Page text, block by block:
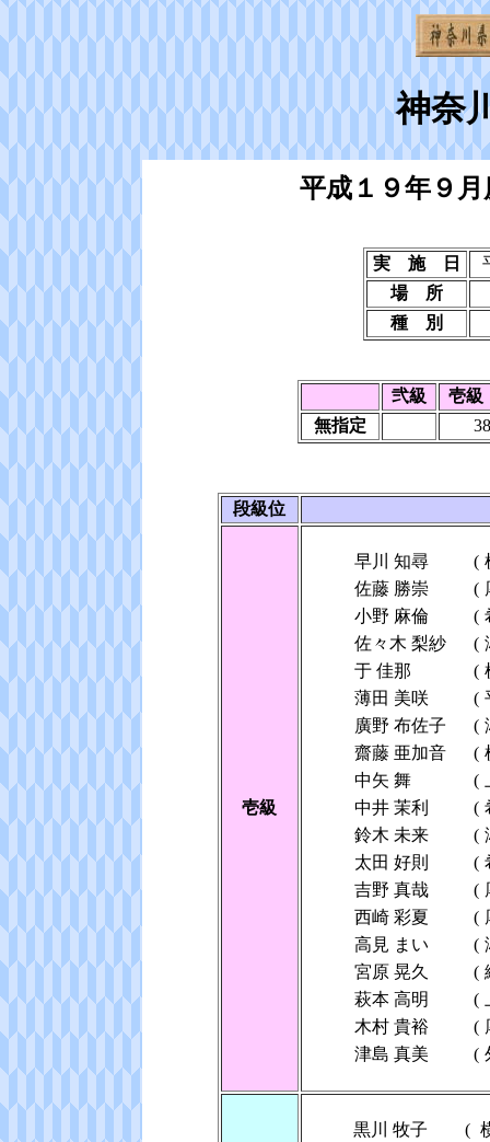
神奈
平成１９年９
実 施 日
場 所
種 別
弐級
壱級
無指定
38
段級位
壱級
早川 知尋 (
佐藤 勝崇
(
小野 麻倫
(
佐々木 梨紗
(
于 佳那
(
薄田 美咲
(
廣野 布佐子
(
齋藤 亜加音
(
中矢 舞
(
中井 茉利
(
鈴木 未来
(
太田 好則
(
吉野 真哉
(
西崎 彩夏
(
高見 まい
(
宮原 晃久
(
萩本 高明
(
木村 貴裕
(
津島 真美
(
黒川 牧子 (